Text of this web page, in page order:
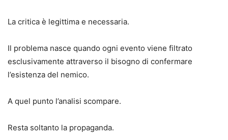
La critica è legittima e necessaria.
Il problema nasce quando ogni evento viene filtrato
esclusivamente attraverso il bisogno di confermare
l’esistenza del nemico.
A quel punto l’analisi scompare.
Resta soltanto la propaganda.